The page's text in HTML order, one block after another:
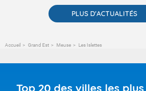
PLUS D'ACTUALITÉS
Accueil Grand Est Meuse Les Islettes
Top 20 des villes les